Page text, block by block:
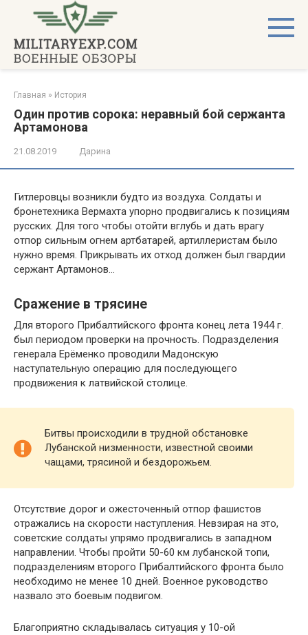
контенту
Главная » История
Один против сорока: неравный бой сержанта
Артамонова
21.08.2019 Дарина
Гитлеровцы возникли будто из воздуха. Солдаты и
бронетехника Вермахта упорно продвигались к позициям
русских. Для того чтобы отойти вглубь и дать врагу
отпор сильным огнем артбатарей, артиллеристам было
нужно время. Прикрывать их отход должен был гвардии
сержант Артамонов…
Сражение в трясине
Для второго Прибалтийского фронта конец лета 1944 г.
был периодом проверки на прочность. Подразделения
генерала Ерёменко проводили Мадонскую
наступательную операцию для последующего
продвижения к латвийской столице.
Битвы происходили в трудной обстановке
Лубанской низменности, известной своими
чащами, трясиной и бездорожьем.
Отсутствие дорог и ожесточенный отпор фашистов
отражались на скорости наступления. Невзирая на это,
советские солдаты упрямо продвигались в западном
направлении. Чтобы пройти 50-60 км лубанской топи,
подразделениям второго Прибалтийского фронта было
необходимо не менее 10 дней. Военное руководство
назвало это боевым подвигом.
Благоприятно складывалась ситуация у 10-ой